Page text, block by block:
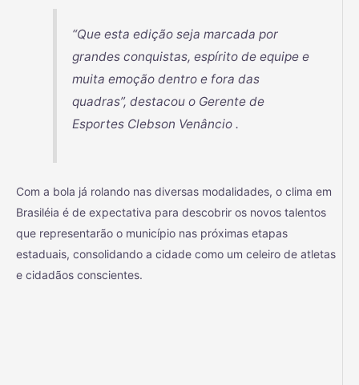
“Que esta edição seja marcada por
grandes conquistas, espírito de equipe e
muita emoção dentro e fora das
quadras”, destacou o Gerente de
Esportes Clebson Venâncio .
Com a bola já rolando nas diversas modalidades, o clima em
Brasiléia é de expectativa para descobrir os novos talentos
que representarão o município nas próximas etapas
estaduais, consolidando a cidade como um celeiro de atletas
e cidadãos conscientes.